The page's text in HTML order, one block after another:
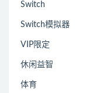
Switch
Switch模拟器
VIP限定
休闲益智
体育